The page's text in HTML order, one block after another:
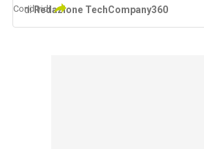
diRedazione TechCompany360
Condividi